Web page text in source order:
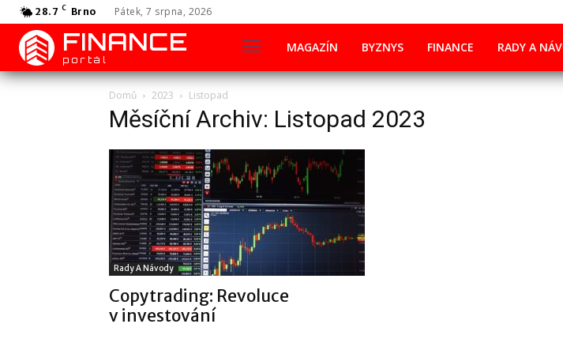
28.7 C Brno Pátek, 7 srpna, 2026
FINANCE
portál
MAGAZÍN BYZNYS FINANCE RADY A
Domů 2023 Listopad
Měsíční Archiv: Listopad 2023
Rady A Návody
Copytrading: Revoluce
v investování